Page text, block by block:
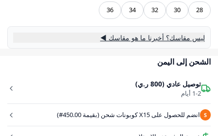
28
30
32
34
36
ليس مقاسك؟ أخبرنا ما هو مقاسك ◀
الشحن إلى اليمن
توصيل عادي (800 ر.ي)
1-2 أيام
S انضم للحصول على X15 كوبونات شحن (بقيمة 450.00#)